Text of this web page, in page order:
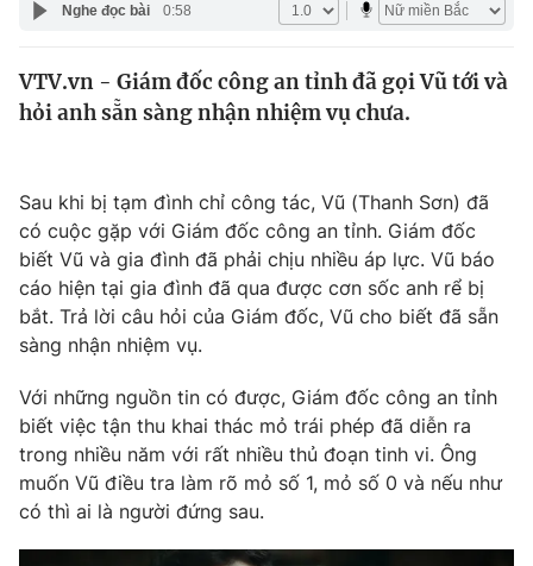
Y tế
Thế giới
Câu chuyện quốc tế
Tài chính
Thị trường
Góc doanh nghiệp
Dữ liệu và đời sống
Truyền hình
Phim VTV
Hậu trường
Nhân vật
Khán giả
Điện ảnh
Âm nhạc
Sao
Đời sống
Du lịch
Giáo dục
Tuyển sinh
Nghe đọc bài 0:58
VTV.vn - Giám đốc công an tỉnh đã gọi Vũ tới và
hỏi anh sẵn sàng nhận nhiệm vụ chưa.
Sau khi bị tạm đình chỉ công tác, Vũ (Thanh Sơn) đã
có cuộc gặp với Giám đốc công an tỉnh. Giám đốc
biết Vũ và gia đình đã phải chịu nhiều áp lực. Vũ báo
cáo hiện tại gia đình đã qua được cơn sốc anh rể bị
bắt. Trả lời câu hỏi của Giám đốc, Vũ cho biết đã sẵn
sàng nhận nhiệm vụ.
Với những nguồn tin có được, Giám đốc công an tỉnh
biết việc tận thu khai thác mỏ trái phép đã diễn ra
trong nhiều năm với rất nhiều thủ đoạn tinh vi. Ông
muốn Vũ điều tra làm rõ mỏ số 1, mỏ số 0 và nếu như
có thì ai là người đứng sau.